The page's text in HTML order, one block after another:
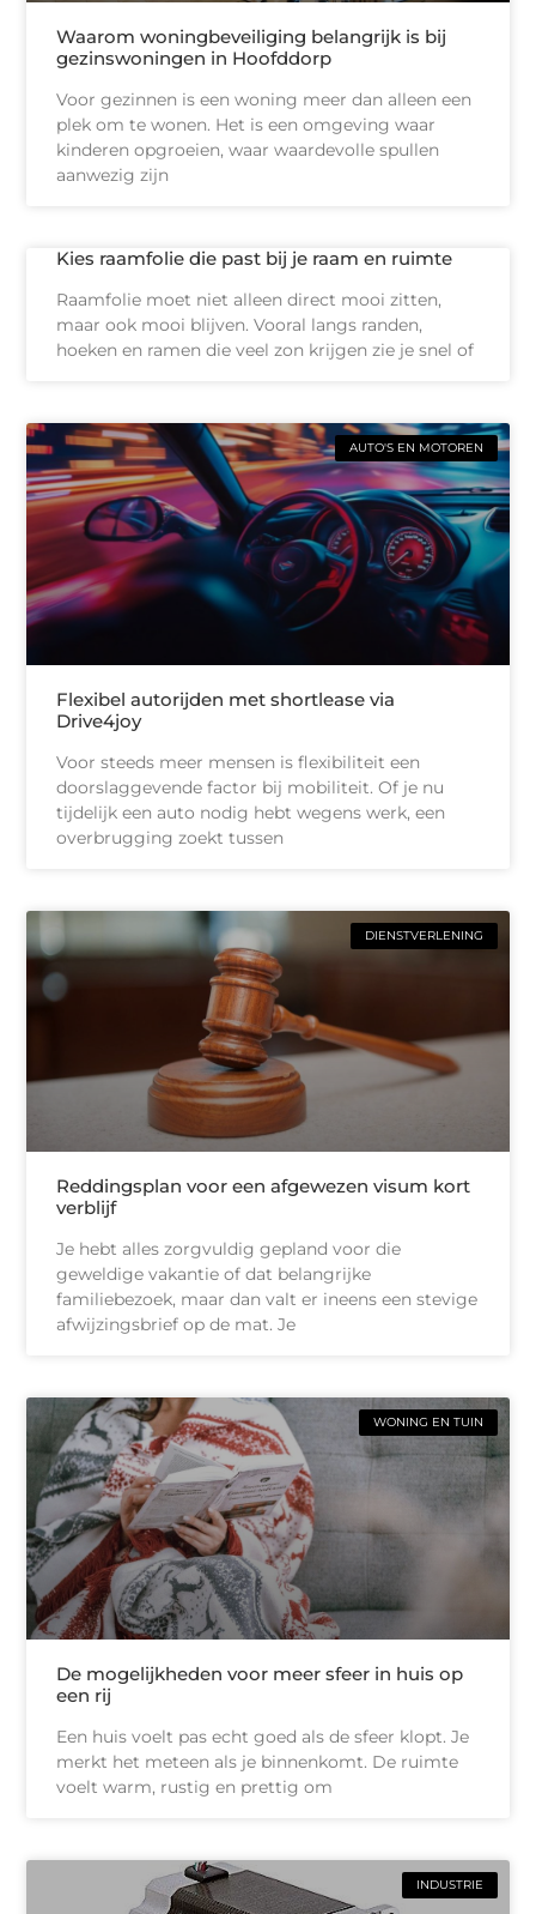
Waarom woningbeveiliging belangrijk is bij
gezinswoningen in Hoofddorp
Voor gezinnen is een woning meer dan alleen een
plek om te wonen. Het is een omgeving waar
kinderen opgroeien, waar waardevolle spullen
aanwezig zijn
Kies raamfolie die past bij je raam en ruimte
Raamfolie moet niet alleen direct mooi zitten,
maar ook mooi blijven. Vooral langs randen,
hoeken en ramen die veel zon krijgen zie je snel of
AUTO'S EN MOTOREN
Flexibel autorijden met shortlease via
Drive4joy
Voor steeds meer mensen is flexibiliteit een
doorslaggevende factor bij mobiliteit. Of je nu
tijdelijk een auto nodig hebt wegens werk, een
overbrugging zoekt tussen
DIENSTVERLENING
Reddingsplan voor een afgewezen visum kort
verblijf
Je hebt alles zorgvuldig gepland voor die
geweldige vakantie of dat belangrijke
familiebezoek, maar dan valt er ineens een stevige
afwijzingsbrief op de mat. Je
WONING EN TUIN
De mogelijkheden voor meer sfeer in huis op
een rij
Een huis voelt pas echt goed als de sfeer klopt. Je
merkt het meteen als je binnenkomt. De ruimte
voelt warm, rustig en prettig om
INDUSTRIE